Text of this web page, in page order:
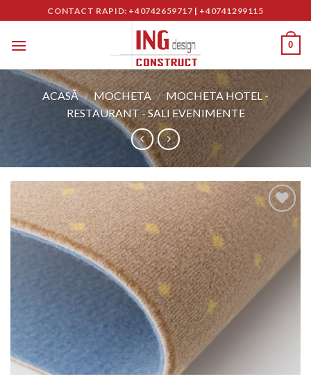
content
CONTACT RAPID: +40742659717 | +40741299115
0
ACASĂ / MOCHETA / MOCHETA HOTEL -
RESTAURANT - SALI EVENIMENTE
Adaugă
în
Wishlist